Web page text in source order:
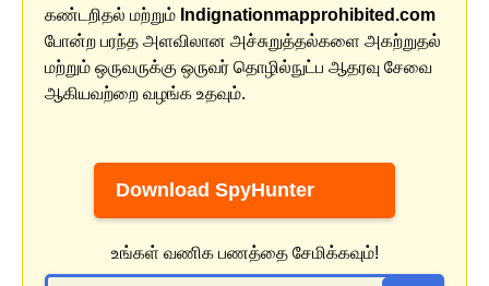
கண்டறிதல் மற்றும் Indignationmapprohibited.com
போன்ற பரந்த அளவிலான அச்சுறுத்தல்களை அகற்றுதல்
மற்றும் ஒருவருக்கு ஒருவர் தொழில்நுட்ப ஆதரவு சேவை
ஆகியவற்றை வழங்க உதவும்.
Download SpyHunter
உங்கள் வணிக பணத்தை சேமிக்கவும்!